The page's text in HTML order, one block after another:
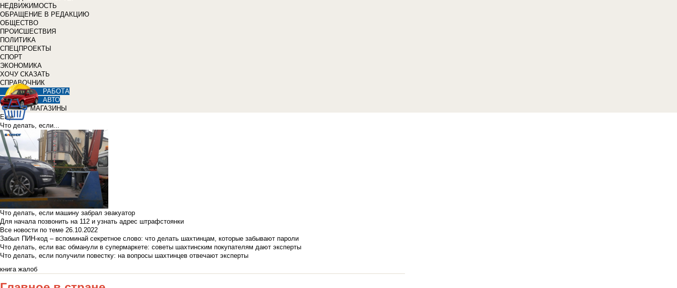
НЕДВИЖИМОСТЬ
ОБРАЩЕНИЕ В РЕДАКЦИЮ
ОБЩЕСТВО
ПРОИСШЕСТВИЯ
ПОЛИТИКА
СПЕЦПРОЕКТЫ
СПОРТ
ЭКОНОМИКА
ХОЧУ СКАЗАТЬ
СПРАВОЧНИК
РАБОТА
АВТО
МАГАЗИНЫ
Еще
Что делать, если...
Что делать, если машину забрал эвакуатор
Для начала позвонить на 112 и узнать адрес штрафстоянки
Все новости по теме 26.10.2022
Забыл ПИН-код – вспоминай секретное слово: что делать шахтинцам, которые забывают пароли
Что делать, если вас обманули в супермаркете: советы шахтинским покупателям дают эксперты
Что делать, если получили повестку: на вопросы шахтинцев отвечают эксперты
книга жалоб